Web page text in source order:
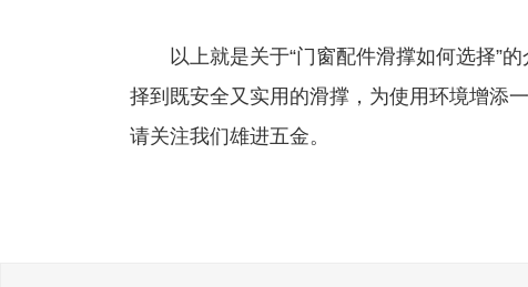
以上就是关于“门窗配件滑撑如何选择”的
择到既安全又实用的滑撑，为使用环境增添
请关注我们雄进五金。